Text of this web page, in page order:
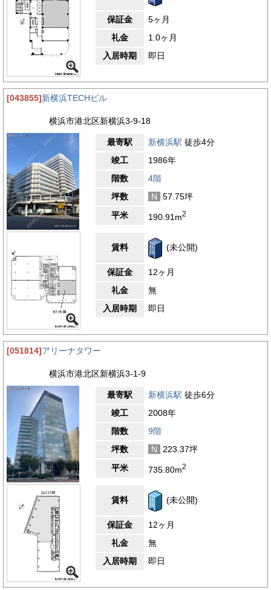
保証金
5ヶ月
礼金
1.0ヶ月
入居時期
即日
[043855]新横浜TECHビル
横浜市港北区新横浜3-9-18
最寄駅 新横浜駅 徒歩4分
竣工
1986年
階数
4階
坪数
N
57.75坪
平米
190.91m2
賃料 (未公開)
保証金
12ヶ月
礼金
無
入居時期
即日
[051814]アリーナタワー
横浜市港北区新横浜3-1-9
最寄駅 新横浜駅 徒歩6分
竣工
2008年
階数
9階
坪数
N
223.37坪
平米
735.80m2
賃料 (未公開)
保証金
12ヶ月
礼金
無
入居時期
即日